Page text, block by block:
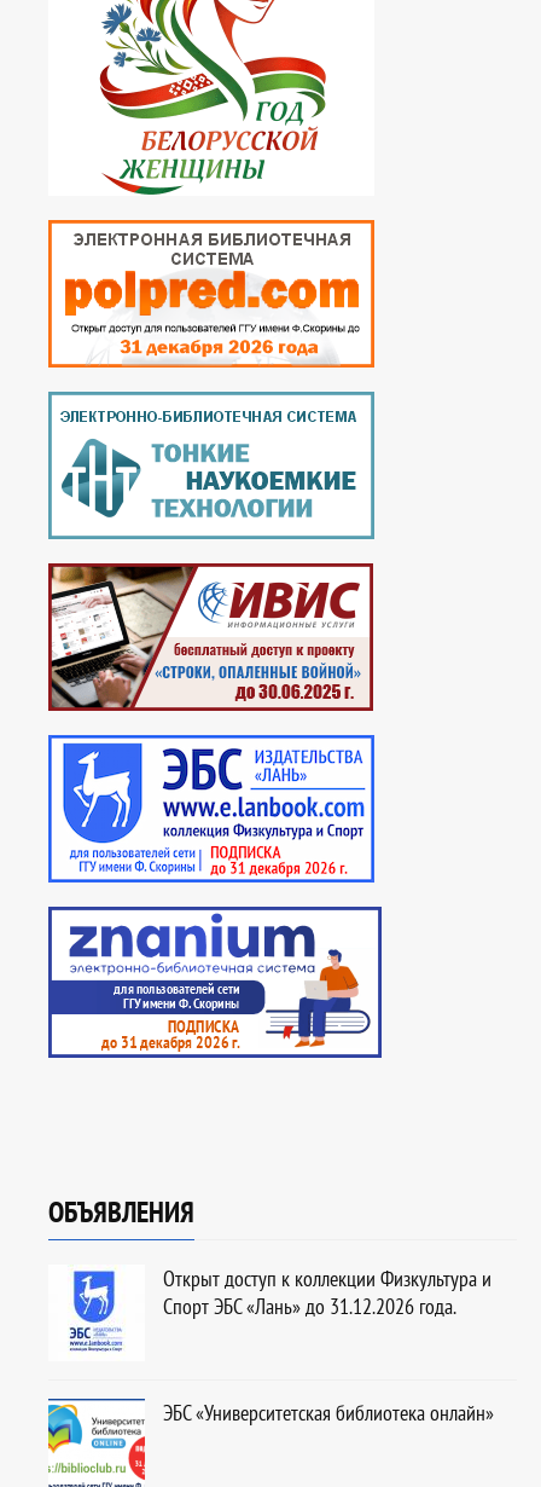
ОБЪЯВЛЕНИЯ
Открыт доступ к коллекции Физкультура и
Спорт ЭБС «Лань» до 31.12.2026 года.
ЭБС «Университетская библиотека онлайн»